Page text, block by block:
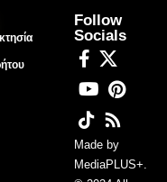
Follow
Socials
Made by
MediaPLUS+.